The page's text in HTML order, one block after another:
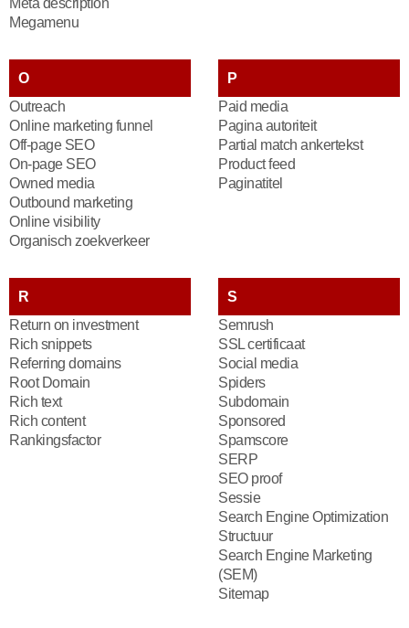
Meta description
Megamenu
O
Outreach
Online marketing funnel
Off-page SEO
On-page SEO
Owned media
Outbound marketing
Online visibility
Organisch zoekverkeer
P
Paid media
Pagina autoriteit
Partial match ankertekst
Product feed
Paginatitel
R
Return on investment
Rich snippets
Referring domains
Root Domain
Rich text
Rich content
Rankingsfactor
S
Semrush
SSL certificaat
Social media
Spiders
Subdomain
Sponsored
Spamscore
SERP
SEO proof
Sessie
Search Engine Optimization
Structuur
Search Engine Marketing
(SEM)
Sitemap